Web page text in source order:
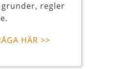
regler
HÄR >>